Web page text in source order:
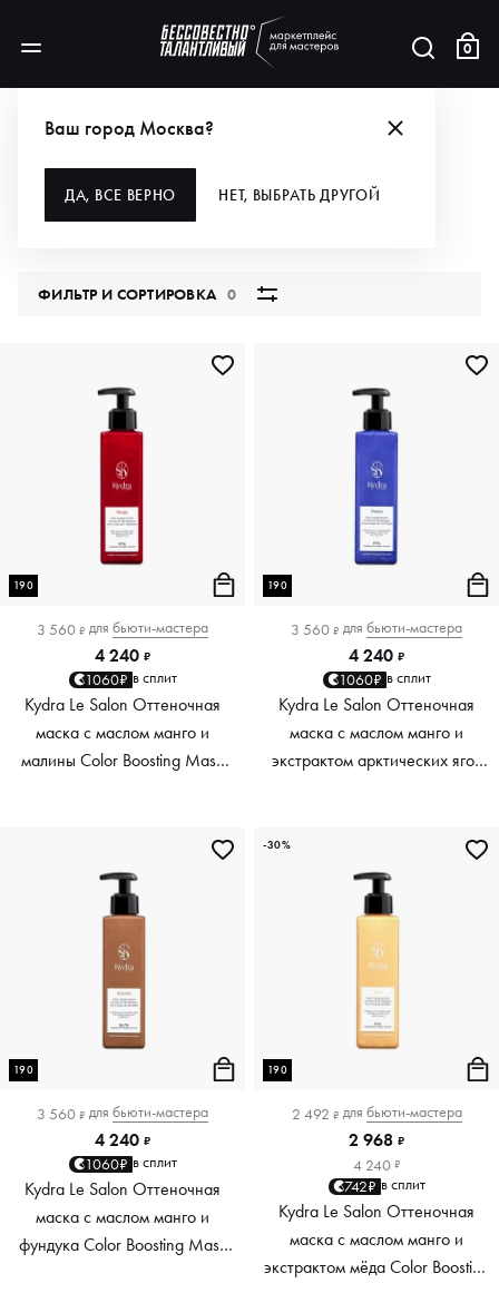
0
Ваш город Москва?
ДА, ВСЕ ВЕРНО НЕТ, ВЫБРАТЬ ДРУГОЙ
ВСЕ КАТЕГОРИИ
ФИЛЬТР И СОРТИРОВКА0
190
3 560 ₽ для бьюти-мастера
4 240 ₽
1060₽ в сплит
Kydra Le Salon Оттеночная
маска с маслом манго и
малины Color Boosting Mask
190
3 560 ₽ для бьюти-мастера
4 240 ₽
1060₽ в сплит
Kydra Le Salon Оттеночная
маска с маслом манго и
экстрактом арктических ягод
190
3 560 ₽ для бьюти-мастера
4 240 ₽
1060₽ в сплит
Kydra Le Salon Оттеночная
маска с маслом манго и
фундука Color Boosting Mask
190
2 492 ₽ для бьюти-мастера
2 968 ₽
4 240 ₽
742₽ в сплит
Kydra Le Salon Оттеночная
маска с маслом манго и
экстрактом мёда Color Boosting
-30%